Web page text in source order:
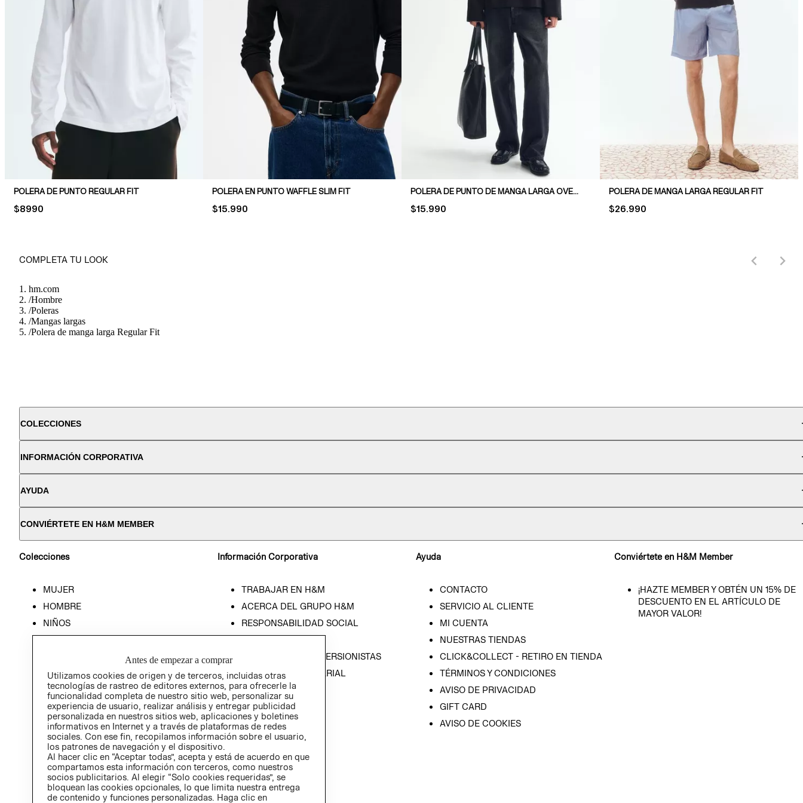
POLERA DE PUNTO REGULAR FIT
PRICE:
$8990
POLERA EN PUNTO WAFFLE SLIM FIT
PRICE:
$15.990
POLERA DE PUNTO DE MANGA LARGA OVERSIZED FIT
PRICE:
$15.990
POLERA DE MANGA LARGA REGULAR FIT
PRICE:
$26.990
COMPLETA TU LOOK
hm.com
/Hombre
/Poleras
/Mangas largas
/Polera de manga larga Regular Fit
COLECCIONES
INFORMACIÓN CORPORATIVA
AYUDA
CONVIÉRTETE EN H&M MEMBER
Colecciones
MUJER
HOMBRE
NIÑOS
Información Corporativa
TRABAJAR EN H&M
ACERCA DEL GRUPO H&M
RESPONSABILIDAD SOCIAL
RELACIÓN CON INVERSIONISTAS
POLÍTICA EMPRESARIAL
Ayuda
CONTACTO
SERVICIO AL CLIENTE
MI CUENTA
NUESTRAS TIENDAS
CLICK&COLLECT - RETIRO EN TIENDA
TÉRMINOS Y CONDICIONES
AVISO DE PRIVACIDAD
GIFT CARD
AVISO DE COOKIES
Conviértete en H&M Member
¡HAZTE MEMBER Y OBTÉN UN 15% DE
DESCUENTO EN EL ARTÍCULO DE
MAYOR VALOR!
Antes de empezar a comprar
Utilizamos cookies de origen y de terceros, incluidas otras
tecnologías de rastreo de editores externos, para ofrecerle la
funcionalidad completa de nuestro sitio web, personalizar su
experiencia de usuario, realizar análisis y entregar publicidad
personalizada en nuestros sitios web, aplicaciones y boletines
informativos en Internet y a través de plataformas de redes
sociales. Con ese fin, recopilamos información sobre el usuario,
los patrones de navegación y el dispositivo.
Al hacer clic en “Aceptar todas”, acepta y está de acuerdo en que
compartamos esta información con terceros, como nuestros
socios publicitarios. Al elegir “Solo cookies requeridas”, se
bloquean las cookies opcionales, lo que limita nuestra entrega
de contenido y funciones personalizadas. Haga clic en